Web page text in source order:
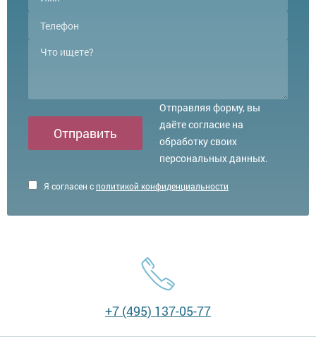
Я согласен сполитикой конфиденциальности
Отправить
Отправляя форму, вы
даёте согласие на
обработку своих
персональных данных.
+7 (495) 137-05-77